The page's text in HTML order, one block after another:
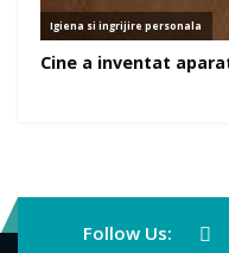
Follow Us: